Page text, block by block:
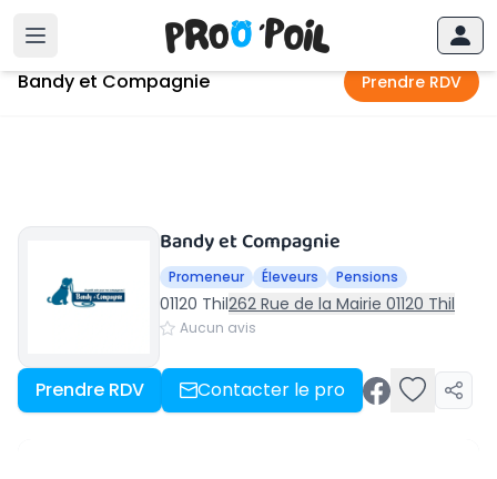
Accueil Bandy et Compagnie
Bandy et Compagnie Prendre RDV
Bandy et Compagnie
Promeneur Éleveurs Pensions
01120 Thil262 Rue de la Mairie 01120 Thil
Aucun avis
Prendre RDV Contacter le pro